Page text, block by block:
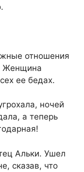
отношения
Женщина
ее бедах.
ночей
а теперь
Альки. Ушел
сказав, что